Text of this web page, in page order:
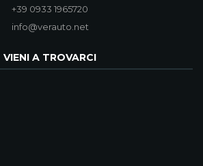
+39 0933 1965720
info@verauto.net
VIENI A TROVARCI